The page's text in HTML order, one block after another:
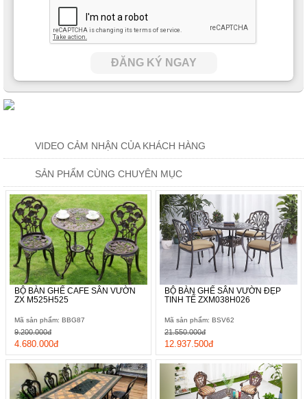
ĐĂNG KÝ NGAY
VIDEO CẢM NHẬN CỦA KHÁCH HÀNG
SẢN PHẨM CÙNG CHUYÊN MỤC
BỘ BÀN GHẾ CAFE SÂN VƯỜN
ZX M525H525
Mã sản phẩm: BBG87
4.680.000đ
9.200.000đ
BỘ BÀN GHẾ SÂN VƯỜN ĐẸP
TINH TẾ ZXM038H026
Mã sản phẩm: BSV62
12.937.500đ
21.550.000đ